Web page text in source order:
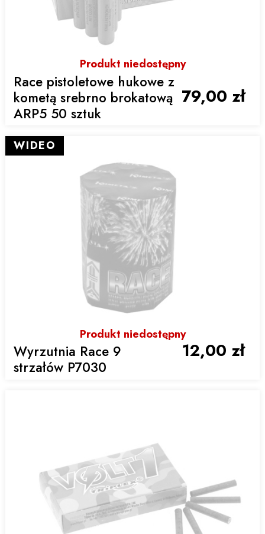
Produkt niedostępny
Race pistoletowe hukowe z
kometą srebrno brokatową
ARP5 50 sztuk
79,00 zł
Produkt niedostępny
Wyrzutnia Race 9
strzałów P7030
12,00 zł
WIDEO